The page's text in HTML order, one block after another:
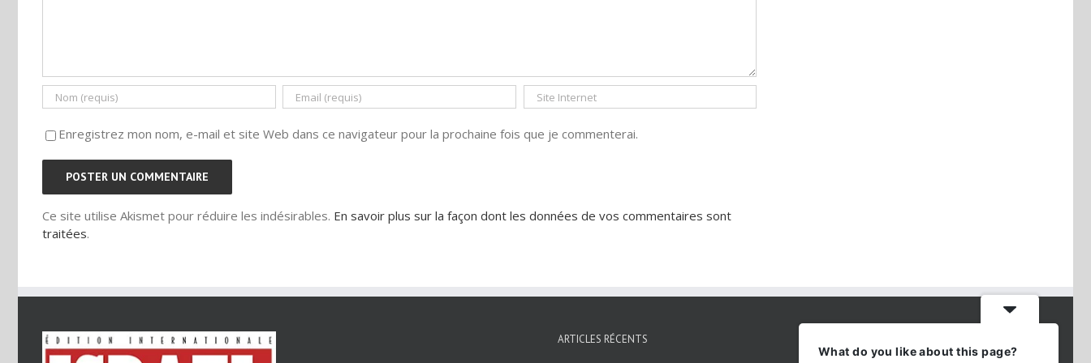
Enregistrez mon nom, e-mail et site Web dans ce navigateur pour la prochaine fois que je commenterai.
Ce site utilise Akismet pour réduire les indésirables. En savoir plus sur la façon dont les données de vos commentaires sont
traitées.
ARTICLES RÉCENTS
What do you like about this page?